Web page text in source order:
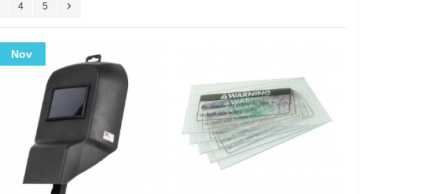
4 5
Nov